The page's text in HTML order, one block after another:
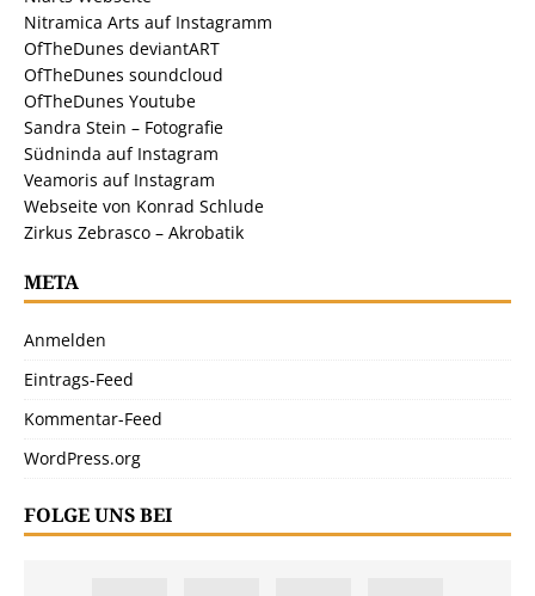
Nitramica Arts auf Instagramm
OfTheDunes deviantART
OfTheDunes soundcloud
OfTheDunes Youtube
Sandra Stein – Fotografie
Südninda auf Instagram
Veamoris auf Instagram
Webseite von Konrad Schlude
Zirkus Zebrasco – Akrobatik
META
Anmelden
Eintrags-Feed
Kommentar-Feed
WordPress.org
FOLGE UNS BEI